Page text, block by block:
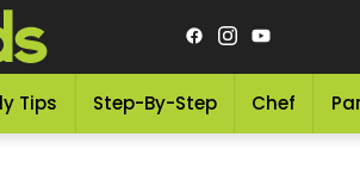
Tips Step-By-Step Chef